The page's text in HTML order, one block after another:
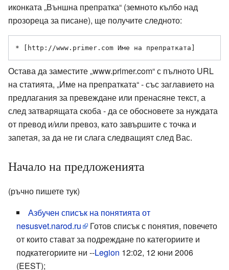
иконката „Външна препратка“ (земното кълбо над
прозореца за писане), ще получите следното:
* [http://www.primer.com Име на препратката]
Остава да заместите „www.primer.com“ с пълното URL
на статията, „Име на препратката“ - със заглавието на
предлагания за превеждане или пренасяне текст, а
след затварящата скоба - да се обосновете за нуждата
от превод и/или превоз, като завършите с точка и
запетая, за да не ги слага следващият след Вас.
Начало на предложенията
(ръчно пишете тук)
Азбучен списък на понятията от
nesusvet.narod.ru
Готов списък с понятия, повечето
от които стават за подреждане по категориите и
подкатегориите ни --Legion 12:02, 12 юни 2006
(EEST);